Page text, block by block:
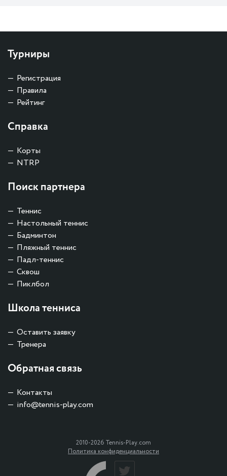
Турниры
Регистрация
Правила
Рейтинг
Справка
Корты
NTRP
Поиск партнера
Теннис
Настольный теннис
Бадминтон
Пляжный теннис
Падл-теннис
Сквош
Пиклбол
Школа тенниса
Оставить заявку
Тренера
Обратная связь
Контакты
info@tennis-play.com
2010-2026 Tennis-Play.com
Политика конфиденциальности